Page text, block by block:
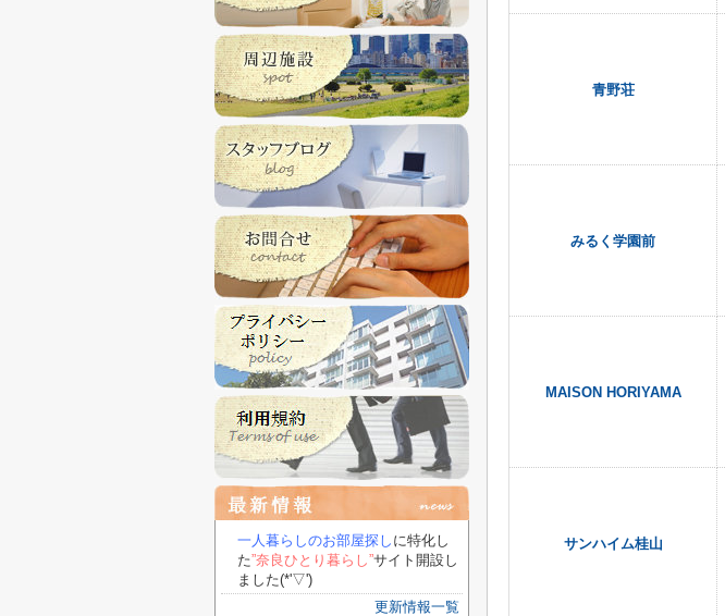
青野荘
みるく学園前
MAISON HORIYAMA
サンハイム桂山
一人暮らしのお部屋探し に特化し
た”奈良ひとり暮らし”サイト開設し
ました(*'▽')
更新情報一覧